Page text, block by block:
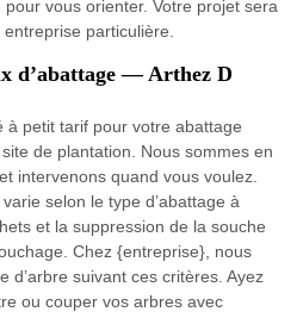
vous orienter. Votre projet sera
particulière.
d’abattage — Arthez D
à petit tarif pour votre abattage
de plantation. Nous sommes en
intervenons quand vous voulez.
selon le type d’abattage à
et la suppression de la souche
Chez {entreprise}, nous
d’arbre suivant ces critères. Ayez
ou couper vos arbres avec